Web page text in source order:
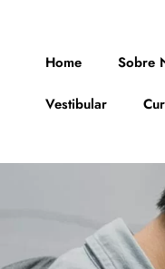
Home Sobre
Vestibular